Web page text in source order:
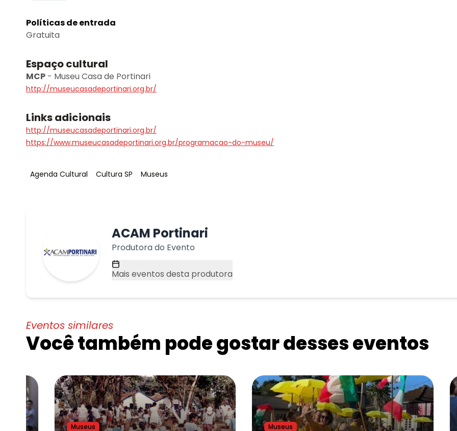
Políticas de entrada
Gratuita
Espaço cultural
MCP - Museu Casa de Portinari
http://museucasadeportinari.org.br/
Links adicionais
http://museucasadeportinari.org.br/
https://www.museucasadeportinari.org.br/programacao-do-museu/
Tag:
Agenda Cultural Tag:
Cultura SP Tag:
Museus
ACAM Portinari
Produtora do Evento
Mais eventos desta produtora
Eventos similares
Você também pode gostar desses eventos
Museus Museus